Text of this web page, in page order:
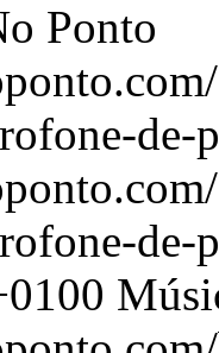
Ponto
de-
de-